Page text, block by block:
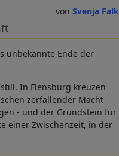
Svenja Falk
unbekannte Ende der
In Flensburg kreuzen
zerfallender Macht
- und der Grundstein für
einer Zwischenzeit, in der